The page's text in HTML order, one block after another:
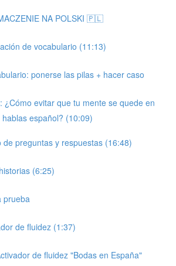
NA POLSKI 🇵🇱
de vocabulario (11:13)
ponerse las pilas + hacer caso
¿Cómo evitar que tu mente se quede en
español? (10:09)
de preguntas y respuestas (16:48)
(6:25)
prueba
de fluidez (1:37)
de fluidez "Bodas en España"